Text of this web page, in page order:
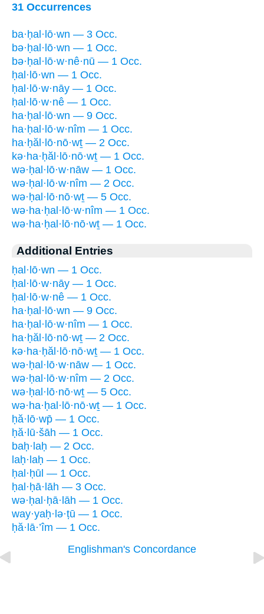
31 Occurrences
ba·ḥal·lō·wn — 3 Occ.
bə·ḥal·lō·wn — 1 Occ.
bə·ḥal·lō·w·nê·nū — 1 Occ.
ḥal·lō·wn — 1 Occ.
ḥal·lō·w·nāy — 1 Occ.
ḥal·lō·w·nê — 1 Occ.
ha·ḥal·lō·wn — 9 Occ.
ha·ḥal·lō·w·nîm — 1 Occ.
ha·ḥăl·lō·nō·wṯ — 2 Occ.
kə·ha·ḥăl·lō·nō·wṯ — 1 Occ.
wə·ḥal·lō·w·nāw — 1 Occ.
wə·ḥal·lō·w·nîm — 2 Occ.
wə·ḥal·lō·nō·wṯ — 5 Occ.
wə·ha·ḥal·lō·w·nîm — 1 Occ.
wə·ha·ḥal·lō·nō·wṯ — 1 Occ.
Additional Entries
ḥal·lō·wn — 1 Occ.
ḥal·lō·w·nāy — 1 Occ.
ḥal·lō·w·nê — 1 Occ.
ha·ḥal·lō·wn — 9 Occ.
ha·ḥal·lō·w·nîm — 1 Occ.
ha·ḥăl·lō·nō·wṯ — 2 Occ.
kə·ha·ḥăl·lō·nō·wṯ — 1 Occ.
wə·ḥal·lō·w·nāw — 1 Occ.
wə·ḥal·lō·w·nîm — 2 Occ.
wə·ḥal·lō·nō·wṯ — 5 Occ.
wə·ha·ḥal·lō·nō·wṯ — 1 Occ.
ḥă·lō·wp̄ — 1 Occ.
ḥă·lū·šāh — 1 Occ.
baḥ·laḥ — 2 Occ.
laḥ·laḥ — 1 Occ.
ḥal·ḥūl — 1 Occ.
ḥal·ḥā·lāh — 3 Occ.
wə·ḥal·ḥā·lāh — 1 Occ.
way·yaḥ·lə·ṭū — 1 Occ.
ḥă·lā·’îm — 1 Occ.
Englishman's Concordance